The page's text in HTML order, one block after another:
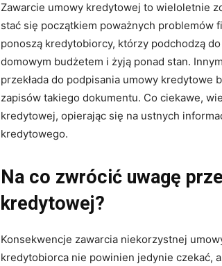
Zawarcie umowy kredytowej to wieloletnie
stać się początkiem poważnych problemów
ponoszą kredytobiorcy, którzy podchodzą
domowym budżetem i żyją ponad stan.
przekłada do podpisania umowy
zapisów takiego dokumentu. Co ciekawe,
kredytowej, opierając się na ustnych
kredytowego.
Na co zwrócić uwagę
kredytowej?
Konsekwencje zawarcia niekorzystnej
kredytobiorca nie powinien jedynie czekać,